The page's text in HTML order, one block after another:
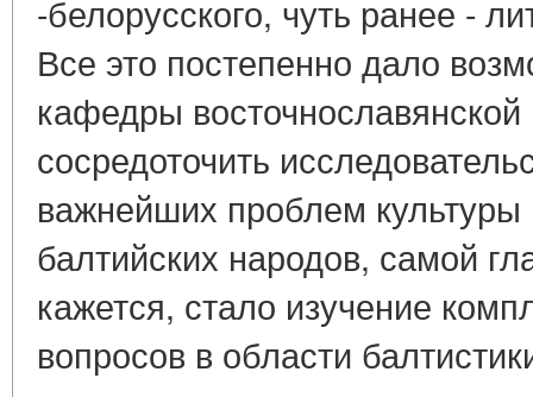
-белорусского, чуть ранее -
Все это постепенно дало
кафедры
сосредоточить
важнейших проблем культуры
балтийских народов, самой
кажется, стало изучение
вопросов в области